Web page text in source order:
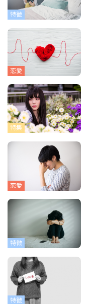
特徴
恋愛
特集
恋愛
特徴
特徴